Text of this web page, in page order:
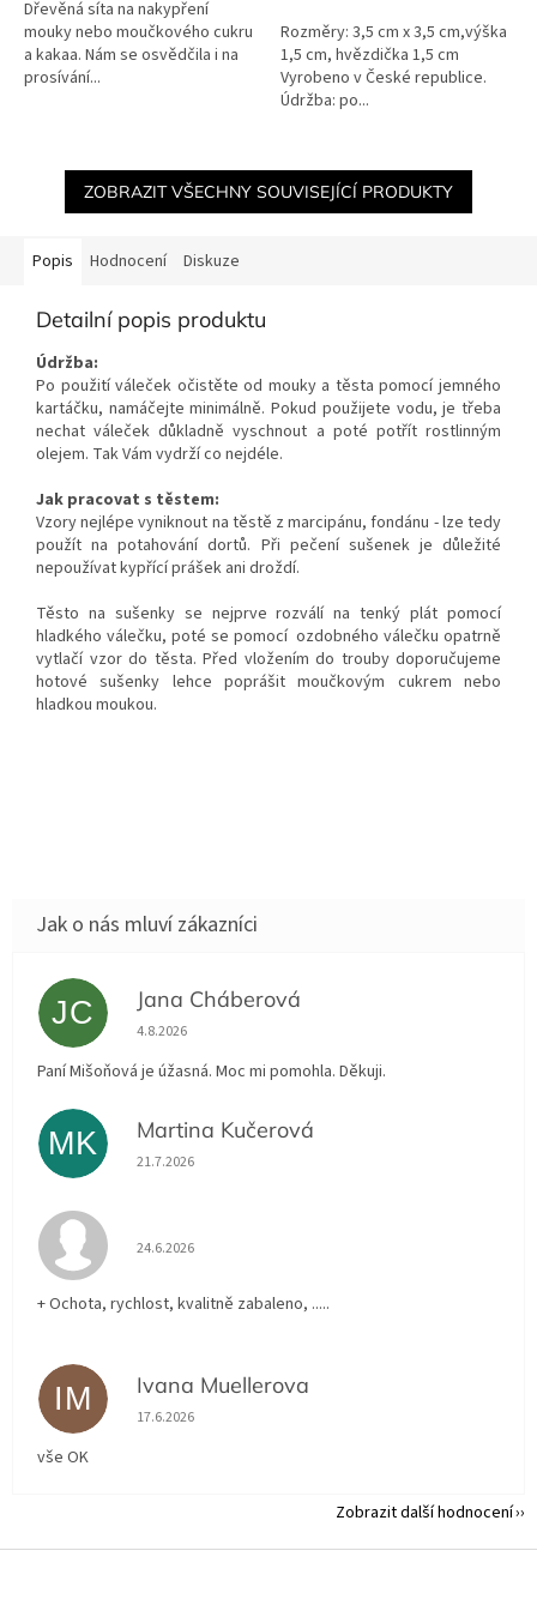
5
hvězdiček.
Dřevěná síta na nakypření
mouky nebo moučkového cukru
a kakaa. Nám se osvědčila i na
prosívání...
Rozměry: 3,5 cm x 3,5 cm,výška
1,5 cm, hvězdička 1,5 cm
Vyrobeno v České republice.
Údržba: po...
ZOBRAZIT VŠECHNY SOUVISEJÍCÍ PRODUKTY
Popis Hodnocení Diskuze
Detailní popis produktu
Údržba:
Po použití váleček očistěte od mouky a těsta pomocí jemného
kartáčku, namáčejte minimálně. Pokud použijete vodu, je třeba
nechat váleček důkladně vyschnout a poté potřít rostlinným
olejem. Tak Vám vydrží co nejdéle.
Jak pracovat s těstem:
Vzory nejlépe vyniknout na těstě z marcipánu, fondánu - lze tedy
použít na potahování dortů. Při pečení sušenek je důležité
nepoužívat kypřící prášek ani droždí.
Těsto na sušenky se nejprve rozválí na tenký plát pomocí
hladkého válečku, poté se pomocí ozdobného válečku opatrně
vytlačí vzor do těsta. Před vložením do trouby doporučujeme
hotové sušenky lehce poprášit moučkovým cukrem nebo
hladkou moukou.
JC Jana Cháberová
Hodnocení obchodu je 5 z 5 hvězdiček.
4.8.2026
Paní Mišoňová je úžasná. Moc mi pomohla. Děkuji.
MK Martina Kučerová
Hodnocení obchodu je 5 z 5 hvězdiček.
21.7.2026
Hodnocení obchodu je 5 z 5 hvězdiček.
24.6.2026
+ Ochota, rychlost, kvalitně zabaleno, .....
IM Ivana Muellerova
Hodnocení obchodu je 5 z 5 hvězdiček.
17.6.2026
vše OK
Zobrazit další hodnocení
Z